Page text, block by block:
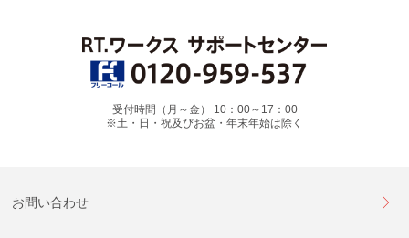
受付時間（月～金） 10：00～17：00
※土・日・祝及びお盆・年末年始は除く
お問い合わせ